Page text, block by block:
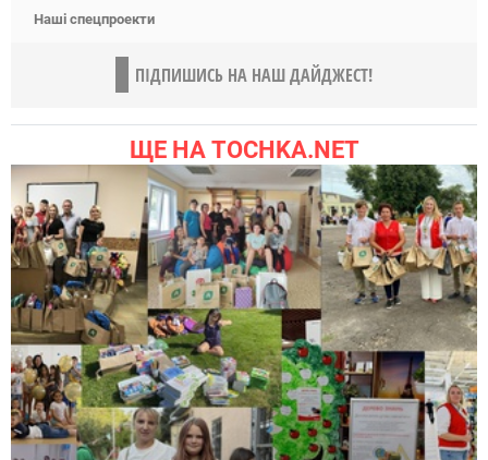
Наші спецпроекти
ПІДПИШИСЬ НА НАШ ДАЙДЖЕСТ!
ЩЕ НА TOCHKA.NET